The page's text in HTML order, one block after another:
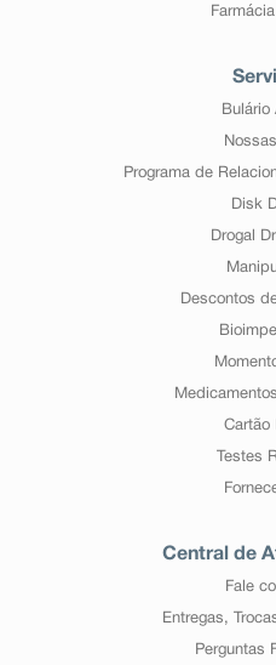
Bulário
Programa de
Disk
Drogal
Descontos
Cartão
Testes
Central de
Fale
Entregas,
Perguntas